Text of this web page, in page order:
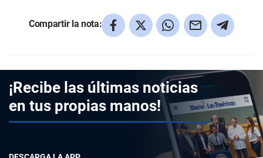
Compartir la nota:
¡Recibe las últimas noticias
en tus propias manos!